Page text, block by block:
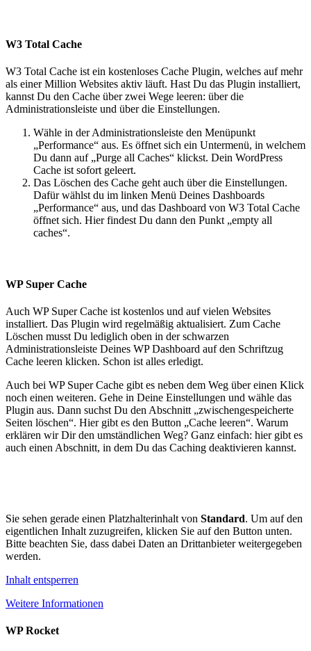
W3 Total Cache
W3 Total Cache ist ein kostenloses Cache Plugin, welches auf mehr
als einer Million Websites aktiv läuft. Hast Du das Plugin installiert,
kannst Du den Cache über zwei Wege leeren: über die
Administrationsleiste und über die Einstellungen.
Wähle in der Administrationsleiste den Menüpunkt
„Performance“ aus. Es öffnet sich ein Untermenü, in welchem
Du dann auf „Purge all Caches“ klickst. Dein WordPress
Cache ist sofort geleert.
Das Löschen des Cache geht auch über die Einstellungen.
Dafür wählst du im linken Menü Deines Dashboards
„Performance“ aus, und das Dashboard von W3 Total Cache
öffnet sich. Hier findest Du dann den Punkt „empty all
caches“.
WP Super Cache
Auch WP Super Cache ist kostenlos und auf vielen Websites
installiert. Das Plugin wird regelmäßig aktualisiert. Zum Cache
Löschen musst Du lediglich oben in der schwarzen
Administrationsleiste Deines WP Dashboard auf den Schriftzug
Cache leeren klicken. Schon ist alles erledigt.
Auch bei WP Super Cache gibt es neben dem Weg über einen Klick
noch einen weiteren. Gehe in Deine Einstellungen und wähle das
Plugin aus. Dann suchst Du den Abschnitt „zwischengespeicherte
Seiten löschen“. Hier gibt es den Button „Cache leeren“. Warum
erklären wir Dir den umständlichen Weg? Ganz einfach: hier gibt es
auch einen Abschnitt, in dem Du das Caching deaktivieren kannst.
Sie sehen gerade einen Platzhalterinhalt von Standard. Um auf den
eigentlichen Inhalt zuzugreifen, klicken Sie auf den Button unten.
Bitte beachten Sie, dass dabei Daten an Drittanbieter weitergegeben
werden.
Inhalt entsperren
Weitere Informationen
WP Rocket